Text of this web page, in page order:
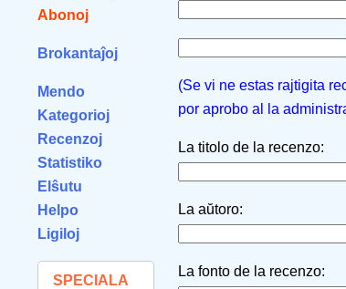
Abonoj
Brokantaĵoj
Mendo
Kategorioj
Recenzoj
Statistiko
Elŝutu
Helpo
Ligiloj
SPECIALA
(Se vi ne estas rajtigita
por aprobo al la
La titolo de la recenzo:
La aŭtoro:
La fonto de la recenzo: